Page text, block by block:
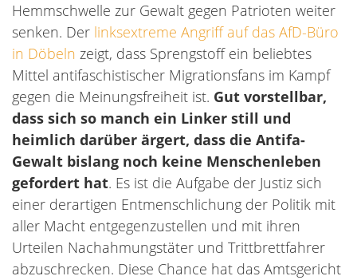
Hemmschwelle zur Gewalt gegen Patrioten weiter
senken. Der linksextreme Angriff auf das AfD-Büro
in Döbeln zeigt, dass Sprengstoff ein beliebtes
Mittel antifaschistischer Migrationsfans im Kampf
gegen die Meinungsfreiheit ist. Gut vorstellbar,
dass sich so manch ein Linker still und
heimlich darüber ärgert, dass die Antifa-
Gewalt bislang noch keine Menschenleben
gefordert hat. Es ist die Aufgabe der Justiz sich
einer derartigen Entmenschlichung der Politik mit
aller Macht entgegenzustellen und mit ihren
Urteilen Nachahmungstäter und Trittbrettfahrer
abzuschrecken. Diese Chance hat das Amtsgericht